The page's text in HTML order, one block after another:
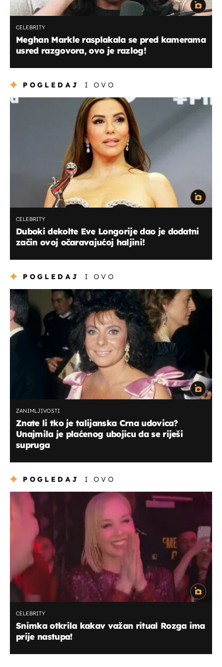
CELEBRITY
Meghan Markle rasplakala se pred kamerama
usred razgovora, ovo je razlog!
POGLEDAJ I OVO
CELEBRITY
Duboki dekolte Eve Longorije dao je dodatni
začin ovoj očaravajućoj haljini!
POGLEDAJ I OVO
ZANIMLJIVOSTI
Znate li tko je talijanska Crna udovica?
Unajmila je plaćenog ubojicu da se riješi
supruga
POGLEDAJ I OVO
CELEBRITY
Snimka otkrila kakav važan ritual Rozga ima
prije nastupa!